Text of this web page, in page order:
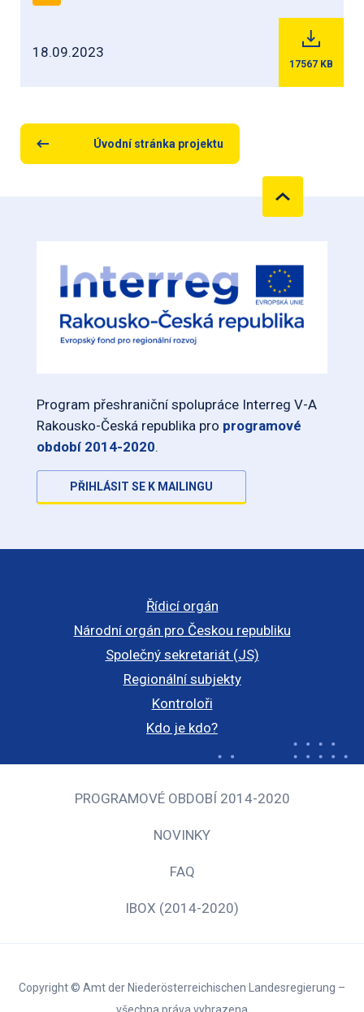
18.09.2023
17567 KB
Úvodní stránka projektu
Program přeshraniční spolupráce Interreg V-A
Rakousko-Česká republika pro programové
období 2014-2020.
PŘIHLÁSIT SE K MAILINGU
Řídicí orgán
Národní orgán pro Českou republiku
Společný sekretariát (JS)
Regionální subjekty
Kontroloři
Kdo je kdo?
PROGRAMOVÉ OBDOBÍ 2014-2020
NOVINKY
FAQ
IBOX (2014-2020)
Copyright © Amt der Niederösterreichischen Landesregierung –
všechna práva vyhrazena